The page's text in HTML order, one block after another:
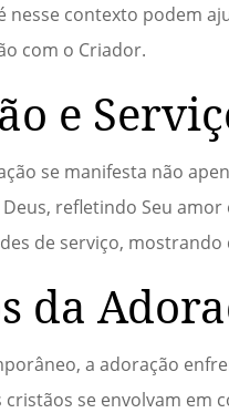
nesse contexto podem
com o Criador.
e
se manifesta não
refletindo Seu
de serviço,
da
a adoração
se envolvam em